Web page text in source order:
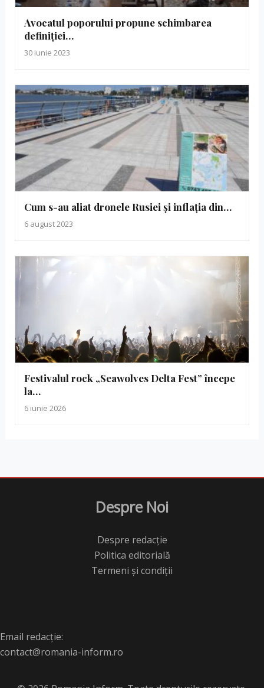
Avocatul poporului propune schimbarea
definiției…
30 iunie 2023
Cum s-au aliat dronele Rusiei și inflația din…
6 august 2023
Festivalul rock „Seawolves Delta Fest” începe
la…
6 iunie 2026
Despre Noi
Despre redacție
Politica editorială
Termeni și condiții
Email redacție:
contact@romania-inform.ro